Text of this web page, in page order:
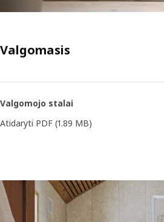
Valgomasis
Valgomojo stalai
Atidaryti PDF (1.89 MB)